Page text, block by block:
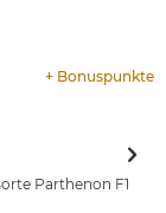
+ Bonuspunkte
Parthenon F1